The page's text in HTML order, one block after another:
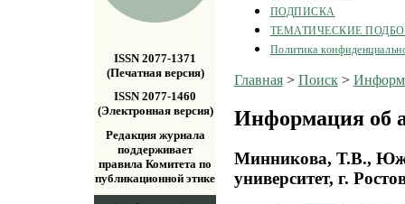
ISSN 2077-1371
(Печатная версия)
ISSN 2077-1460
(Электронная версия)
Редакция журнала
поддерживает
правила Комитета по
публикационной этике
ПОДПИСКА
ТЕМАТИЧЕСКИЕ
Политика
Главная> Поиск>
Информация об
Минникова, Т.В.,
университет, г.